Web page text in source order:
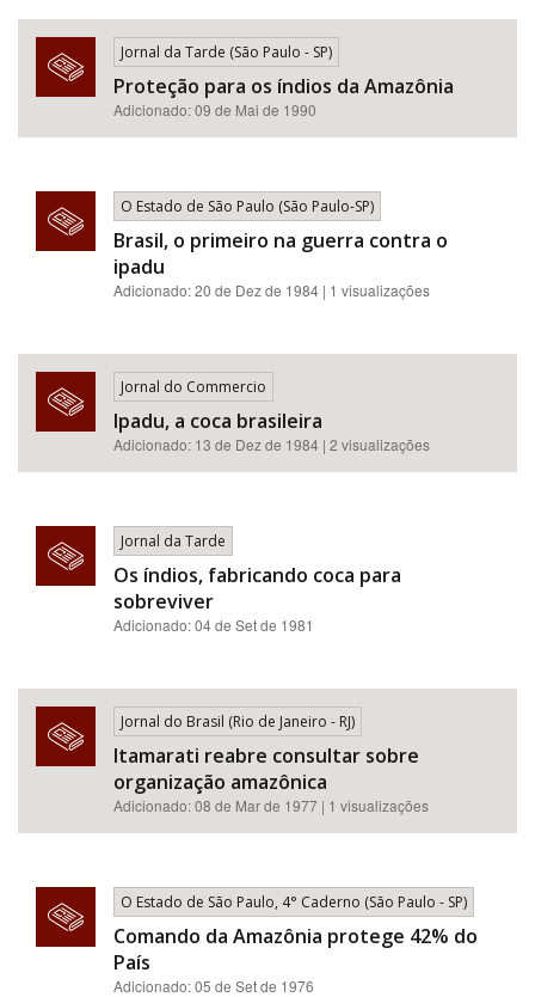
Jornal da Tarde (São Paulo - SP)
Proteção para os índios da Amazônia
Adicionado: 09 de Mai de 1990
O Estado de São Paulo (São Paulo-SP)
Brasil, o primeiro na guerra contra o
ipadu
Adicionado: 20 de Dez de 1984 | 1 visualizações
Jornal do Commercio
Ipadu, a coca brasileira
Adicionado: 13 de Dez de 1984 | 2 visualizações
Jornal da Tarde
Os índios, fabricando coca para
sobreviver
Adicionado: 04 de Set de 1981
Jornal do Brasil (Rio de Janeiro - RJ)
Itamarati reabre consultar sobre
organização amazônica
Adicionado: 08 de Mar de 1977 | 1 visualizações
O Estado de São Paulo, 4° Caderno (São Paulo - SP)
Comando da Amazônia protege 42% do
País
Adicionado: 05 de Set de 1976